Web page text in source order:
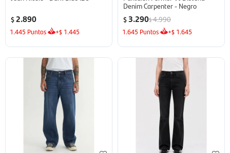
$ 2.890
1.445 Puntos +$ 1.445
Denim Carpenter - Negro
$ 3.290$4.990
1.645 Puntos +$ 1.645